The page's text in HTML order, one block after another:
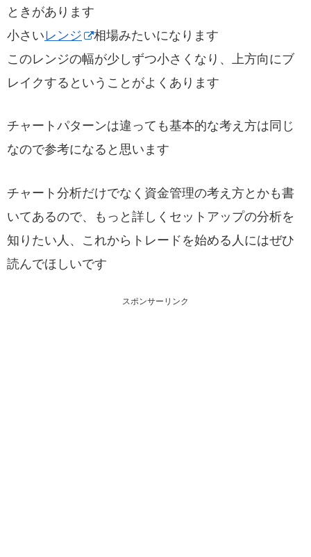
ときがあります
小さいレンジ
相場みたいになります
このレンジの幅が少しずつ小さくなり、上方向にブ
レイクするということがよくあります
チャートパターンは違っても基本的な考え方は同じ
なので参考になると思います
チャート分析だけでなく資金管理の考え方とかも書
いてあるので、もっと詳しくセットアップの分析を
知りたい人、これからトレードを始める人にはぜひ
読んでほしいです
スポンサーリンク